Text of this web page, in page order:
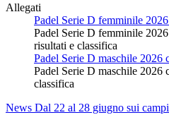
Allegati
Padel Serie D femminile
Padel Serie D femminile
risultati e classifica
Padel Serie D maschile 2026
Padel Serie D maschile 2026
classifica
News Dal 22 al 28 giugno sui